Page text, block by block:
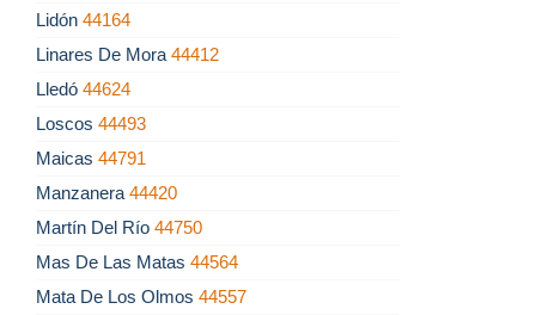
Lidón 44164
Linares De Mora 44412
Lledó 44624
Loscos 44493
Maicas 44791
Manzanera 44420
Martín Del Río 44750
Mas De Las Matas 44564
Mata De Los Olmos 44557